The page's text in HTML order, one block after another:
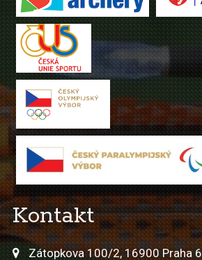
Kontakt
Zátopkova 100/2, 16900 Praha 6